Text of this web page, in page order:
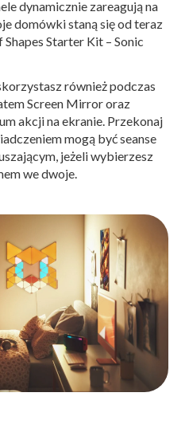
dynamicznie zareagują na
domówki staną się od teraz
Starter Kit – Sonic
również podczas
Screen Mirror oraz
akcji na ekranie. Przekonaj
mogą być seanse
jeżeli wybierzesz
we dwoje.